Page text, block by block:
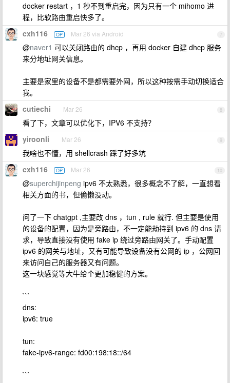
docker restart ，1 秒不到重启完，因为只有一个 mihomo 进
程，比软路由重启快多了。
7
cxh116 OP Mar 26 via Android
@naver1 可以关闭路由的 dhcp ，再用 docker 自建 dhcp 服务
来分地址网关信息。
主要是家里的设备不是都需要外网，所以这种按需手动切换适合
我。
8
cutiechi Mar 26
看了下，文章可以优化下，IPV6 不支持？
9
yiroonli Mar 26
我啥也不懂，用 shellcrash 踩了好多坑
10
cxh116 OP Mar 26
@superchijinpeng ipv6 不太熟悉，很多概念不了解，一直想看
相关方面的书，但偷懒没动。
问了一下 chatgpt ,主要改 dns ，tun , rule 就行. 但主要是使用
的设备的配置，因为是旁路由，不一定能劫持到 ipv6 的 dns 请
求，导致直接没有使用 fake ip 绕过旁路由网关了。手动配置
ipv6 的网关与地址，又有可能导致设备没有公网的 ip ，公网回
来访问自己的服务器又有问题。
这一块感觉等大牛给个更加稳健的方案。
```
dns:
ipv6: true
tun:
fake-ipv6-range: fd00:198:18::/64
```